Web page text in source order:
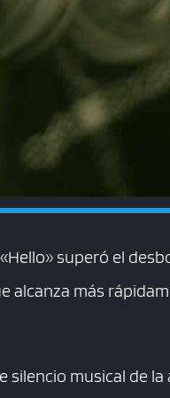
superó el
alcanza más
silencio musical de